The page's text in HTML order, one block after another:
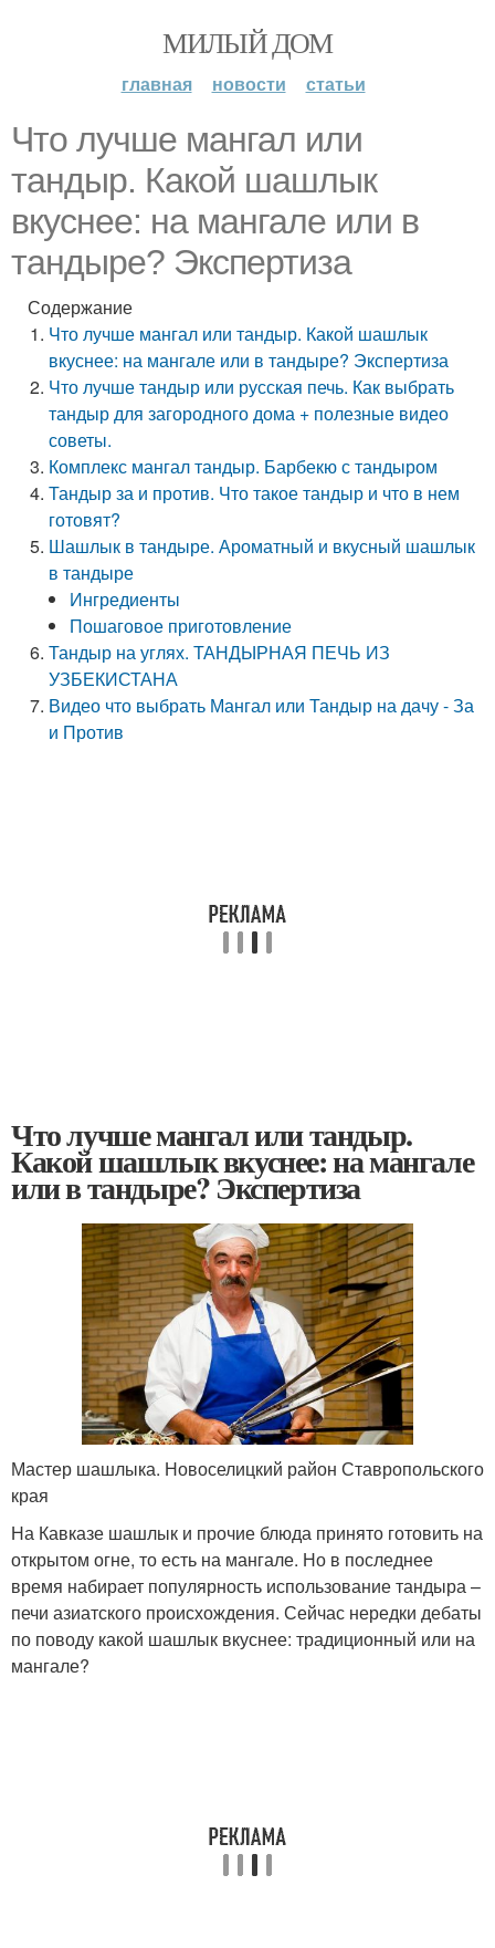
МИЛЫЙ ДОМ
главная новости статьи
Что лучше мангал или
тандыр. Какой шашлык
вкуснее: на мангале или в
тандыре? Экспертиза
Содержание
Что лучше мангал или тандыр. Какой шашлык
вкуснее: на мангале или в тандыре? Экспертиза
Что лучше тандыр или русская печь. Как выбрать
тандыр для загородного дома + полезные видео
советы.
Комплекс мангал тандыр. Барбекю с тандыром
Тандыр за и против. Что такое тандыр и что в нем
готовят?
Шашлык в тандыре. Ароматный и вкусный шашлык
в тандыре
Ингредиенты
Пошаговое приготовление
Тандыр на углях. ТАНДЫРНАЯ ПЕЧЬ ИЗ
УЗБЕКИСТАНА
Видео что выбрать Мангал или Тандыр на дачу - За
и Против
Что лучше мангал или тандыр.
Какой шашлык вкуснее: на мангале
или в тандыре? Экспертиза
Мастер шашлыка. Новоселицкий район Ставропольского
края
На Кавказе шашлык и прочие блюда принято готовить на
открытом огне, то есть на мангале. Но в последнее
время набирает популярность использование тандыра –
печи азиатского происхождения. Сейчас нередки дебаты
по поводу какой шашлык вкуснее: традиционный или на
мангале?